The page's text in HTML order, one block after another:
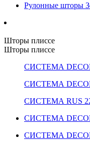
Рулонные шторы
Шторы плиссе
Шторы плиссе
СИСТЕМА
СИСТЕМА
СИСТЕМА RUS
СИСТЕМА
СИСТЕМА